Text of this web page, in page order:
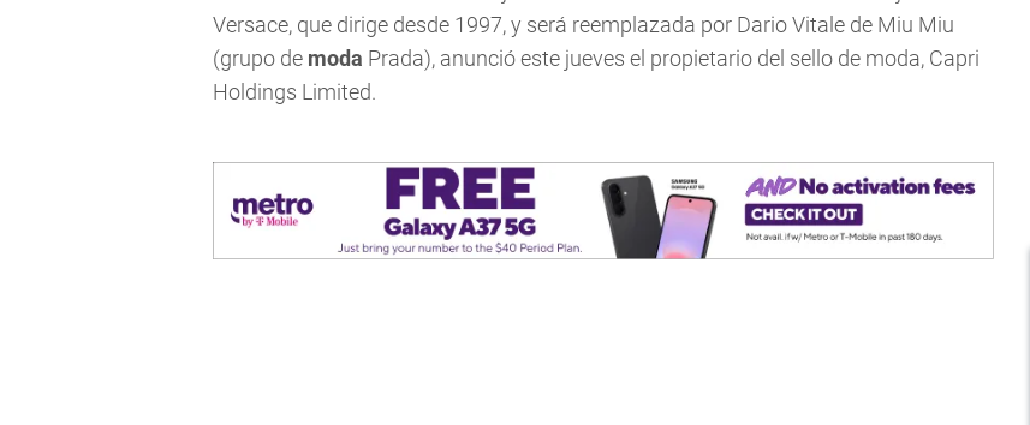
Versace, que dirige desde 1997, y será reemplazada por Dario Vitale de Miu Miu
(grupo de moda Prada), anunció este jueves el propietario del sello de moda, Capri
Holdings Limited.